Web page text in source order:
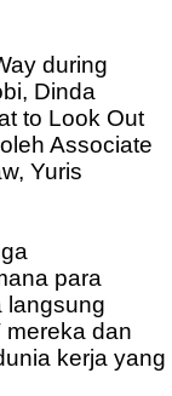
during
Dinda
to Look Out
Associate
Yuris
para
langsung
dan
kerja yang